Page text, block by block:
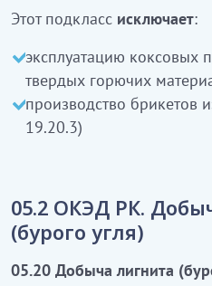
Бұл ішкі класқа:
қатты жанғыш
арналған кокс
қараңыз)
тас көмірден
ҚР ЭҚЖЖ 05.2
көмірді) өндіру
Этот подкласс исключает:
эксплуатацию коксовых
твердых горючих
производство брикетов
19.20.3)
05.2 ОКЭД РК.
(бурого угля)
05.20 Добыча лигнита